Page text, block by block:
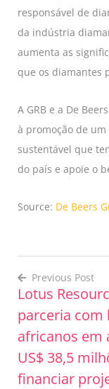
responsável de
da indústria
aumenta as
que os diamantes
A GRB e a De
à promoção de
sustentável que
do país e apoie o
Source: De Beers
Post
Previous Post
Lotus
parceria com
africanos em
US$ 38,5
financiar